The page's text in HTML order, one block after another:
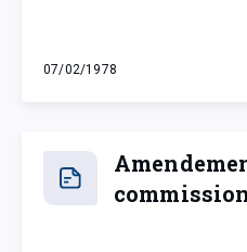
07/02/1978
mardi 7 février 1978